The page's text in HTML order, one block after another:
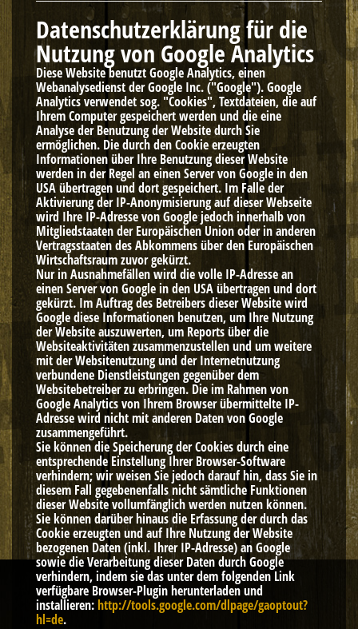
Datenschutzerklärung für die
Nutzung von Google Analytics
Diese Website benutzt Google Analytics, einen
Webanalysedienst der Google Inc. ("Google"). Google
Analytics verwendet sog. "Cookies", Textdateien, die auf
Ihrem Computer gespeichert werden und die eine
Analyse der Benutzung der Website durch Sie
ermöglichen. Die durch den Cookie erzeugten
Informationen über Ihre Benutzung dieser Website
werden in der Regel an einen Server von Google in den
USA übertragen und dort gespeichert. Im Falle der
Aktivierung der IP-Anonymisierung auf dieser Webseite
wird Ihre IP-Adresse von Google jedoch innerhalb von
Mitgliedstaaten der Europäischen Union oder in anderen
Vertragsstaaten des Abkommens über den Europäischen
Wirtschaftsraum zuvor gekürzt.
Nur in Ausnahmefällen wird die volle IP-Adresse an
einen Server von Google in den USA übertragen und dort
gekürzt. Im Auftrag des Betreibers dieser Website wird
Google diese Informationen benutzen, um Ihre Nutzung
der Website auszuwerten, um Reports über die
Websiteaktivitäten zusammenzustellen und um weitere
mit der Websitenutzung und der Internetnutzung
verbundene Dienstleistungen gegenüber dem
Websitebetreiber zu erbringen. Die im Rahmen von
Google Analytics von Ihrem Browser übermittelte IP-
Adresse wird nicht mit anderen Daten von Google
zusammengeführt.
Sie können die Speicherung der Cookies durch eine
entsprechende Einstellung Ihrer Browser-Software
verhindern; wir weisen Sie jedoch darauf hin, dass Sie in
diesem Fall gegebenenfalls nicht sämtliche Funktionen
dieser Website vollumfänglich werden nutzen können.
Sie können darüber hinaus die Erfassung der durch das
Cookie erzeugten und auf Ihre Nutzung der Website
bezogenen Daten (inkl. Ihrer IP-Adresse) an Google
sowie die Verarbeitung dieser Daten durch Google
verhindern, indem sie das unter dem folgenden Link
verfügbare Browser-Plugin herunterladen und
installieren:http://tools.google.com/dlpage/gaoptout?
hl=de.